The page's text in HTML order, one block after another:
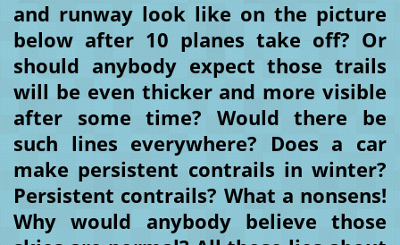
and runway look like on the picture
below after 10 planes take off? Or
should anybody expect those trails
will be even thicker and more visible
after some time? Would there be
such lines everywhere? Does a car
make persistent contrails in winter?
Persistent contrails? What a nonsens!
Why would anybody believe those